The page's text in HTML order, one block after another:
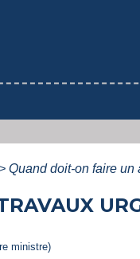
> Quand doit-on faire un
ministre)